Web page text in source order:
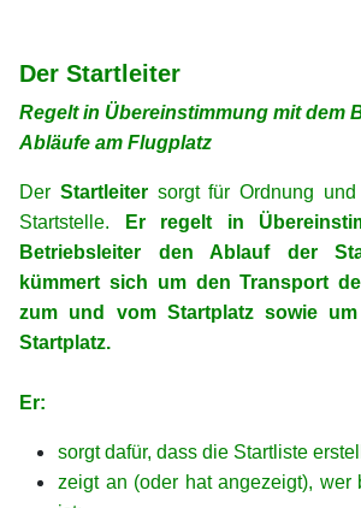
Der Startleiter
Regelt in Übereinstimmung mit dem
Abläufe am Flugplatz
Der Startleitersorgt für Ordnung
Startstelle.
Er regelt in
Betriebsleiter den Ablauf der
kümmert sich um den Transport
zum und vom Startplatz sowie
Startplatz.
Er:
sorgt dafür, dass die Startliste
zeigt an (oder hat angezeigt), wer